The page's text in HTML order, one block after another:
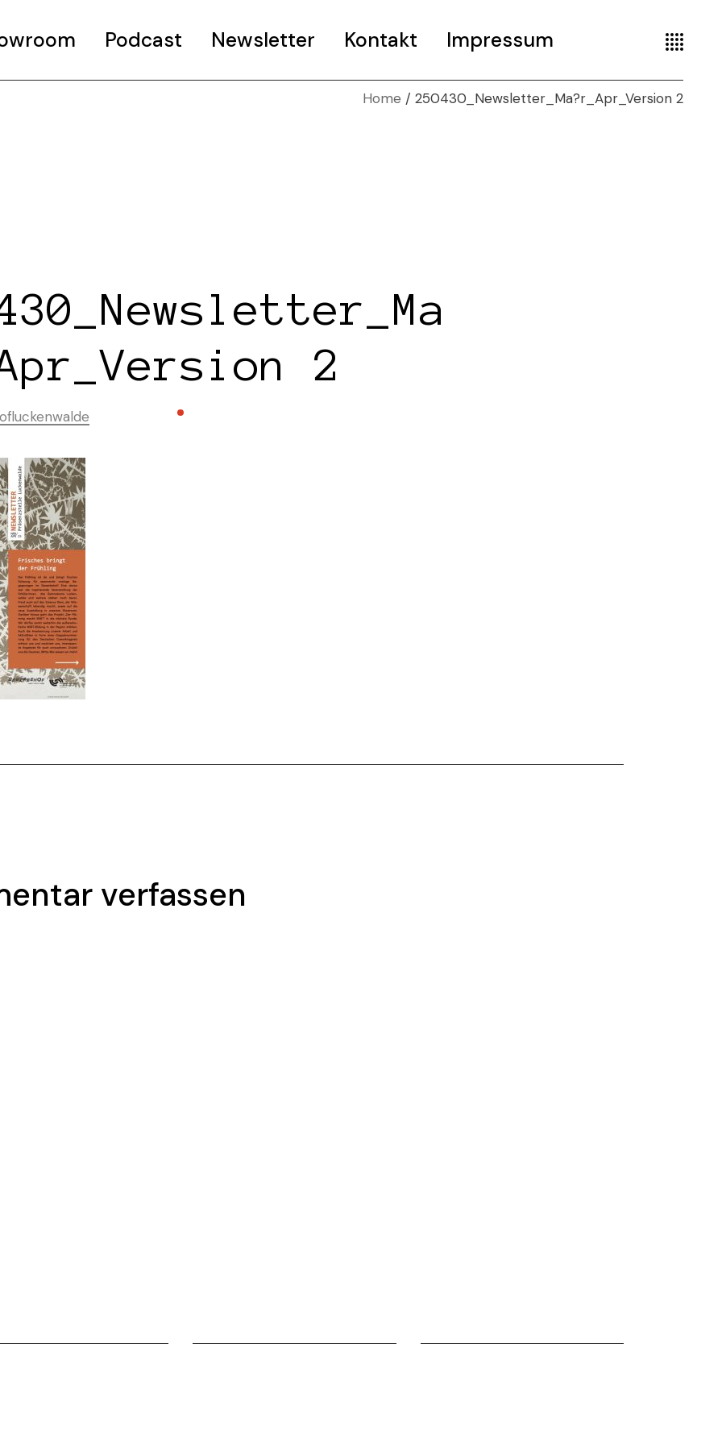
Podcast Newsletter Kontakt Impressum
Home 250430_Newsletter_Ma?r_Apr_Version 2
2
verfassen